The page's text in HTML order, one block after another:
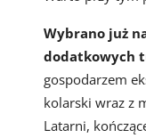
Wybrano już
dodatkowych
gospodarzem
kolarski wraz z
Latarni,